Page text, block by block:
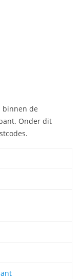
binnen de
Onder dit